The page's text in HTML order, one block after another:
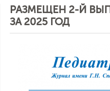
РАЗМЕЩЕН 2-Й
ЗА 2025 ГОД